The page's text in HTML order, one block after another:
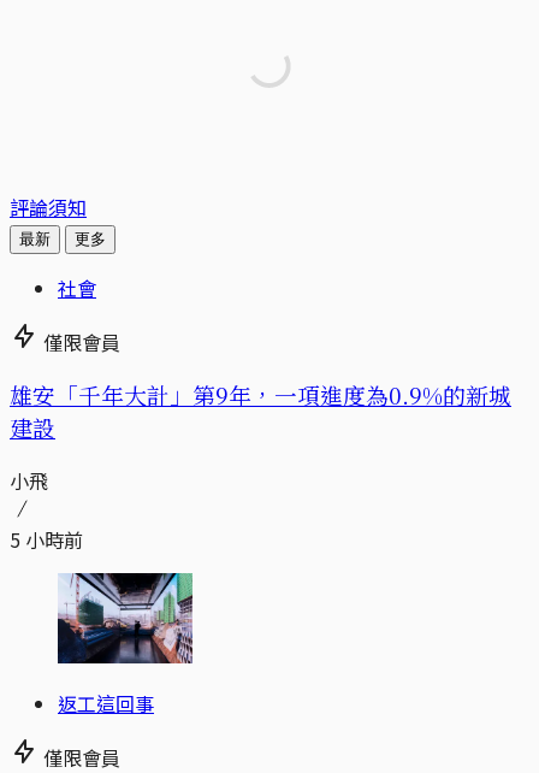
評論須知
最新 更多
社會
僅限會員
​​雄安「千年大計」第9年，一項進度為0.9%的新城
建設
小飛
5 小時前
返工這回事
僅限會員